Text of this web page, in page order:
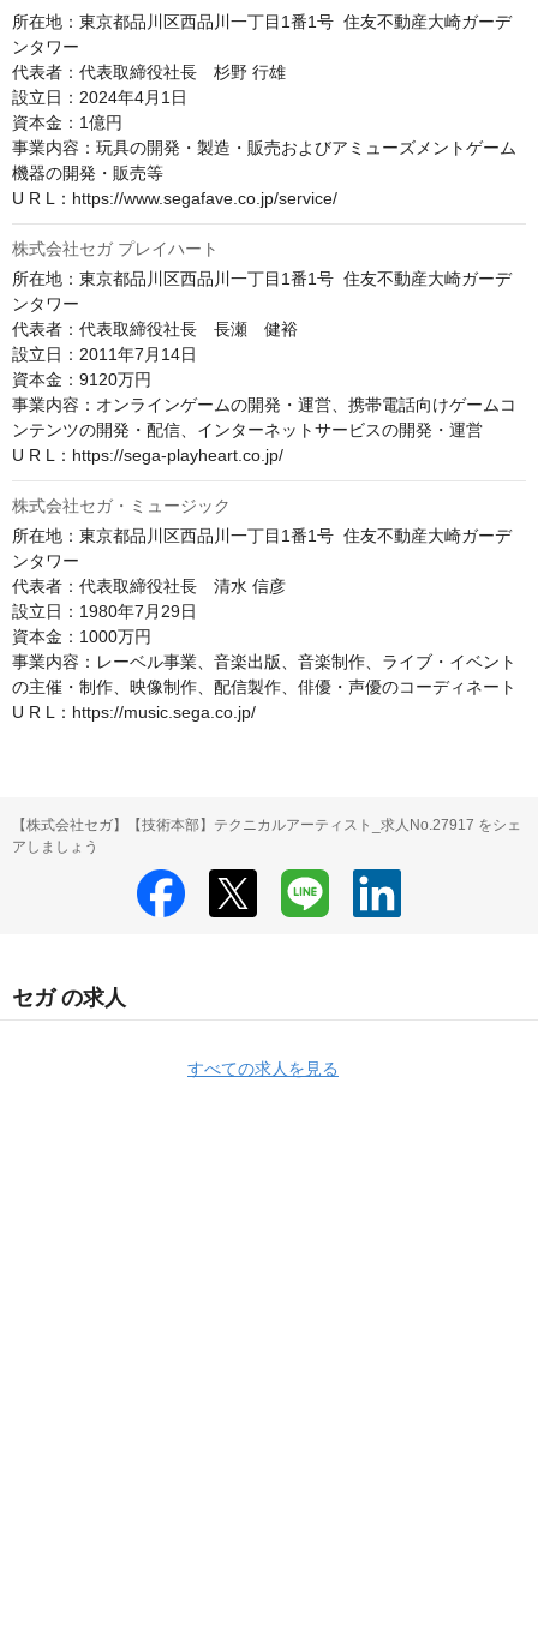
所在地：東京都品川区西品川一丁目1番1号  住友不動産大崎ガーデ
ンタワー
代表者：代表取締役社長　杉野 行雄
設立日：2024年4月1日
資本金：1億円
事業内容：玩具の開発・製造・販売およびアミューズメントゲーム
機器の開発・販売等
U R L：https://www.segafave.co.jp/service/
株式会社セガ プレイハート
所在地：東京都品川区西品川一丁目1番1号  住友不動産大崎ガーデ
ンタワー
代表者：代表取締役社長　長瀬　健裕
設立日：2011年7月14日
資本金：9120万円
事業内容：オンラインゲームの開発・運営、携帯電話向けゲームコ
ンテンツの開発・配信、インターネットサービスの開発・運営
U R L：https://sega-playheart.co.jp/
株式会社セガ・ミュージック
所在地：東京都品川区西品川一丁目1番1号  住友不動産大崎ガーデ
ンタワー
代表者：代表取締役社長　清水 信彦
設立日：1980年7月29日
資本金：1000万円
事業内容：レーベル事業、音楽出版、音楽制作、ライブ・イベント
の主催・制作、映像制作、配信製作、俳優・声優のコーディネート
U R L：https://music.sega.co.jp/
【株式会社セガ】【技術本部】テクニカルアーティスト_求人No.27917 をシェ
アしましょう
セガ の求人
すべての求人を見る